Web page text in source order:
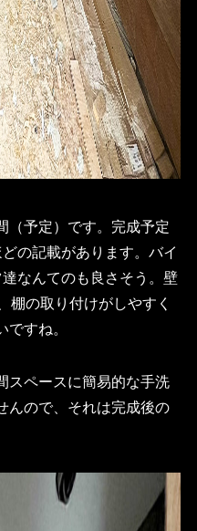
（予定）です。完成予定
の記載があります。バイ
なんてのも良さそう。壁
棚の取り付けがしやすく
すね。
スペースに簡易的な手洗
んので、それは完成後の